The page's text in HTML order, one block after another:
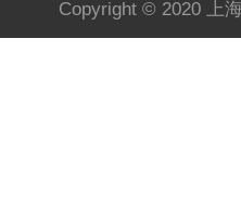
Copyright © 2020 上